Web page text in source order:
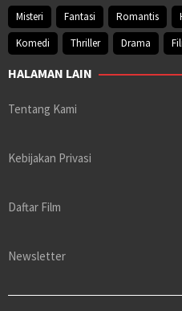
Misteri Fantasi Romantis
Komedi
Thriller Drama
HALAMAN LAIN
Tentang Kami
Kebijakan Privasi
Daftar Film
Newsletter